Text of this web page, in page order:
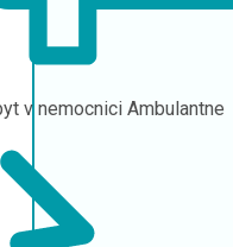
v nemocnici Ambulantne